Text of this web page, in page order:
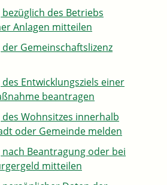
des Betriebs
Anlagen mitteilen
Gemeinschaftslizenz
Entwicklungsziels einer
beantragen
Wohnsitzes innerhalb
oder Gemeinde melden
Beantragung oder bei
mitteilen